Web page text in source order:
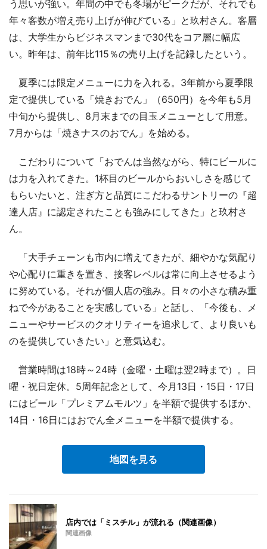
う思いが強い。年間の中でも冬場がピークだが、それでも
年々客数が増え売り上げが伸びている」と玖村さん。客層
は、大学生からビジネスマンまで30代をコア層に幅広
い。昨年は、前年比115％の売り上げを記録したという。
夏季には限定メニューに力を入れる。3年前から夏季限
定で提供している「焼きおでん」（650円）を今年も5月
中旬から提供し、8月末までの目玉メニューとして用意。
7月からは「焼きナスのおでん」を始める。
こだわりについて「おでんは当然ながら、特にビールに
は力を入れてきた。1杯目のビールからおいしさを感じて
もらいたいと、注ぎ方と品質にこだわるサントリーの『超
達人店』に認定されたことも強みにしてきた」と玖村さ
ん。
「大手チェーンも市内に増えてきたが、細やかな気配り
や心配りに重きを置き、接客レベルは常に向上させるよう
に努めている。それが個人店の強み。日々の小さな積み重
ねで今があることを実感している」と話し、「今後も、メ
ニューやサービスのクオリティーを追求して、より良いも
のを提供していきたい」と意気込む。
営業時間は18時～24時（金曜・土曜は翌2時まで）。日
曜・祝日定休。5周年記念として、今月13日・15日・17日
にはビール「プレミアムモルツ」を半額で提供するほか、
14日・16日にはおでん全メニューを半額で提供する。
地図を見る
店内では「ミスチル」が流れる（関連画像）
関連画像